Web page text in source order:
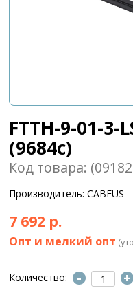
FTTH-9-01-3-
(9684c)
Код товара:
Производитель: CABEUS
7 692 р.
Опт и мелкий опт
Количество: - +